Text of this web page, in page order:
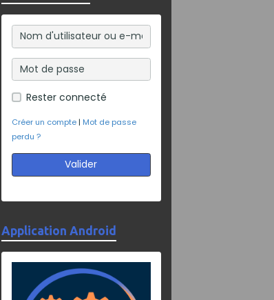
Rester connecté
Créer un compte| Mot de passe
perdu ?
Valider
Application Android